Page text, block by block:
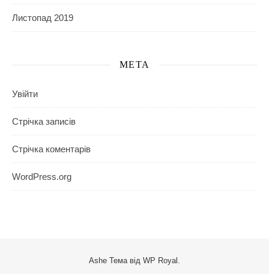
Листопад 2019
МЕТА
Увійти
Стрічка записів
Стрічка коментарів
WordPress.org
Ashe Тема від WP Royal .